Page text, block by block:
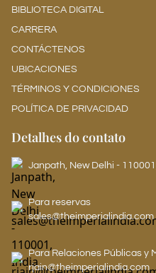
BIBLIOTECA DIGITAL
CARRERA
CONTÁCTENOS
UBICACIONES
TÉRMINOS Y CONDICIONES
POLÍTICA DE PRIVACIDAD
Detalhes do contato
Janpath, New Delhi -
Para reservas
sales@theimperialindia.com
Para Relaciones Públicas y
rjain@theimperialindia.com